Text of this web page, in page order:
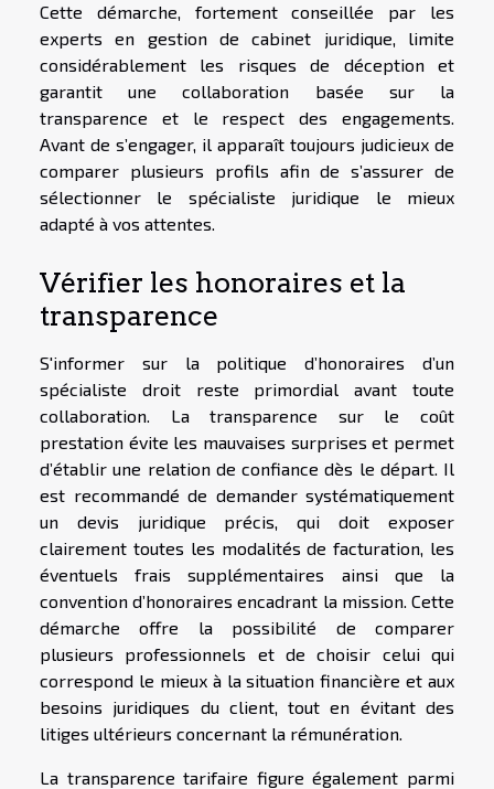
Cette démarche, fortement conseillée par les
experts en gestion de cabinet juridique, limite
considérablement les risques de déception et
garantit une collaboration basée sur la
transparence et le respect des engagements.
Avant de s’engager, il apparaît toujours judicieux de
comparer plusieurs profils afin de s’assurer de
sélectionner le spécialiste juridique le mieux
adapté à vos attentes.
Vérifier les honoraires et la
transparence
S'informer sur la politique d’honoraires d’un
spécialiste droit reste primordial avant toute
collaboration. La transparence sur le coût
prestation évite les mauvaises surprises et permet
d’établir une relation de confiance dès le départ. Il
est recommandé de demander systématiquement
un devis juridique précis, qui doit exposer
clairement toutes les modalités de facturation, les
éventuels frais supplémentaires ainsi que la
convention d’honoraires encadrant la mission. Cette
démarche offre la possibilité de comparer
plusieurs professionnels et de choisir celui qui
correspond le mieux à la situation financière et aux
besoins juridiques du client, tout en évitant des
litiges ultérieurs concernant la rémunération.
La transparence tarifaire figure également parmi